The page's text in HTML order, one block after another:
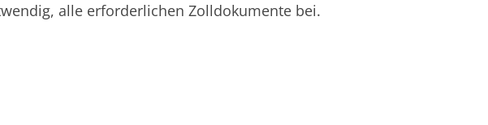
alle erforderlichen Zolldokumente bei.